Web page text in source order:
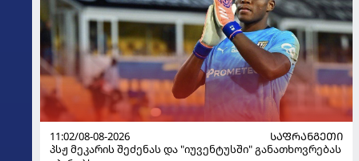
11:02/08-08-2026
ᲡᲐᲤᲠᲐᲜᲒᲔᲗᲘ
პსჟ მეკარის შეძენას და "იუვენტუსში" განათხოვრებას